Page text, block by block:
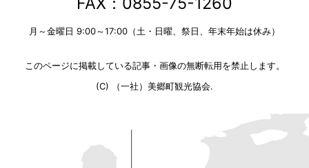
月～金曜日 9:00～17:00（土・日曜、祭日、年末年始は休み）
このページに掲載している記事・画像の無断転用を禁止します。
(C) （一社）美郷町観光協会.